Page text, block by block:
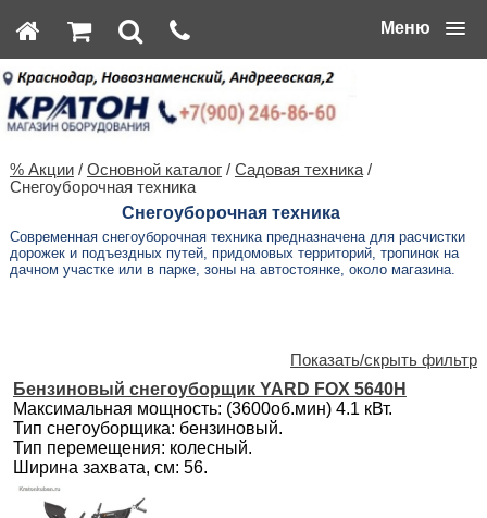
Меню
% Акции/ Основной каталог/ Садовая техника/
Снегоуборочная техника
Снегоуборочная техника
Современная снегоуборочная техника предназначена для расчистки
дорожек и подъездных путей, придомовых территорий, тропинок на
дачном участке или в парке, зоны на автостоянке, около магазина.
Показать/скрыть фильтр
Бензиновый снегоуборщик YARD FOX 5640H
Максимальная мощность: (3600об.мин) 4.1 кВт.
Тип снегоуборщика: бензиновый.
Тип перемещения: колесный.
Ширина захвата, см: 56.